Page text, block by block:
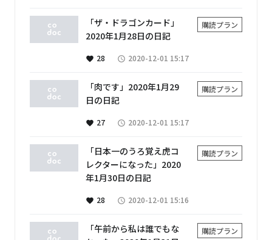
「ザ・ドラゴンカード」
2020年1月28日の日記
購読プラン
favorite 28 access_time 2020-12-01 15:17
「肉です」2020年1月29
日の日記
購読プラン
favorite 27 access_time 2020-12-01 15:17
「日本一のうろ覚え虎コ
レクターになった」2020
年1月30日の日記
購読プラン
favorite 28 access_time 2020-12-01 15:16
「午前から私は誰でもな
購読プラン